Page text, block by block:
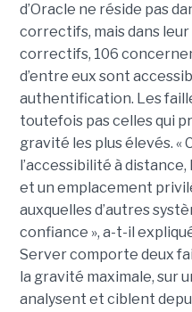
d’Oracle ne réside pas
correctifs, mais dans
correctifs, 106
d’entre eux sont
authentification. Les
toutefois pas celles qui
gravité les plus élevés. «
l’accessibilité à
et un emplacement
auxquelles d’autres
confiance », a-t-il
Server comporte deux
la gravité maximale, sur
analysent et ciblent